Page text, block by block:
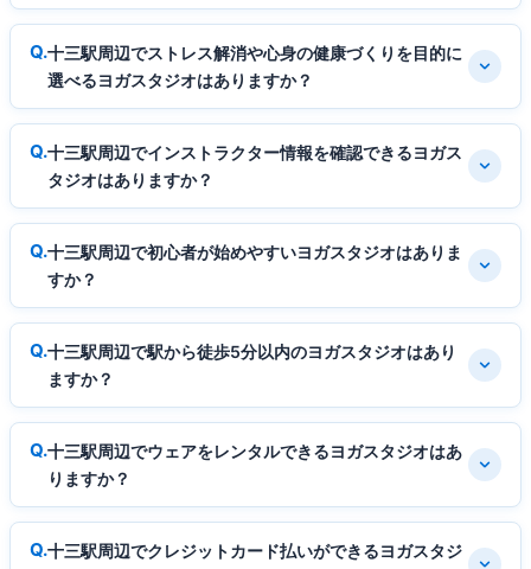
十三駅周辺でストレス解消や心身の健康づくりを目的に
選べるヨガスタジオはありますか？
十三駅周辺でインストラクター情報を確認できるヨガス
タジオはありますか？
十三駅周辺で初心者が始めやすいヨガスタジオはありま
すか？
十三駅周辺で駅から徒歩5分以内のヨガスタジオはあり
ますか？
十三駅周辺でウェアをレンタルできるヨガスタジオはあ
りますか？
十三駅周辺でクレジットカード払いができるヨガスタジ